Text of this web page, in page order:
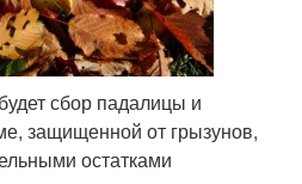
сбор падалицы и
защищенной от грызунов,
остатками